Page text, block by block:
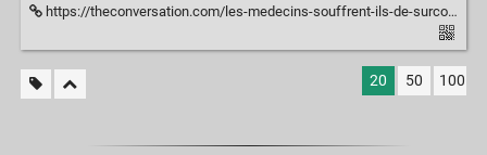
https://theconversation.com/les-medecins-souffrent-ils-de-surconfiance-lorsquils-prennent-des-decisions-dans-lincertitude-221273
20 50 100